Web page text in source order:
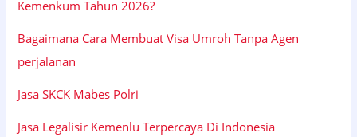
Kemenkum Tahun 2026?
Bagaimana Cara Membuat Visa Umroh Tanpa Agen
perjalanan
Jasa SKCK Mabes Polri
Jasa Legalisir Kemenlu Terpercaya Di Indonesia